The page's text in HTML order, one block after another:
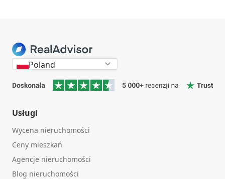
Poland
Usługi
Wycena nieruchomości
Ceny mieszkań
Agencje nieruchomości
Blog nieruchomości